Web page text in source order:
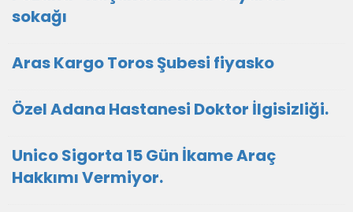
sokağı
Aras Kargo Toros Şubesi fiyasko
Özel Adana Hastanesi Doktor İlgisizliği.
Unico Sigorta 15 Gün İkame Araç
Hakkımı Vermiyor.